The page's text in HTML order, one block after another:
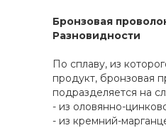
Бронзовая
Разновидности
По сплаву, из
продукт, бронзовая
подразделяется на
- из оловянно-
- из кремний-